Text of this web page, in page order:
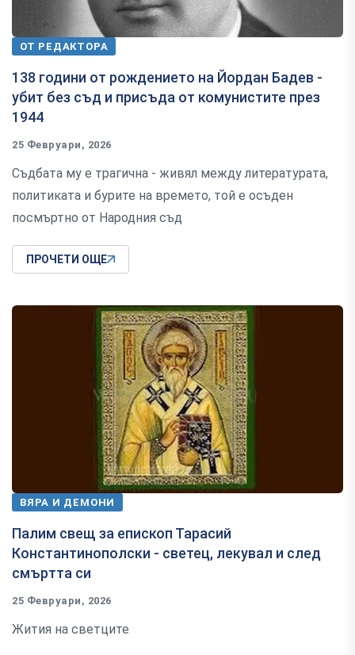
ОТ РЕДАКТОРА
138 години от рождението на Йордан Бадев -
убит без съд и присъда от комунистите през
1944
25 Февруари, 2026
Съдбата му е трагична - живял между литературата,
политиката и бурите на времето, той е осъден
посмъртно от Народния съд
ПРОЧЕТИ ОЩЕ
ВЯРА И ДЕМОНИ
Палим свещ за епископ Тарасий
Константинополски - светец, лекувал и след
смъртта си
25 Февруари, 2026
Жития на светците